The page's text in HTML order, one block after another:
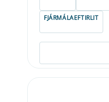
FJÁRMÁLAEFTIRLIT